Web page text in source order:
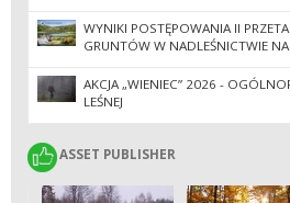
WYNIKI POSTĘPOWANIA II
GRUNTÓW W NADLEŚNICTWIE
AKCJA „WIENIEC” 2026 -
LEŚNEJ
ASSET PUBLISHER
ASSET PUBLISHER